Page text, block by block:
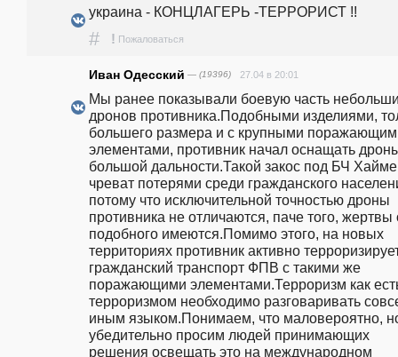
украина - КОНЦЛАГЕРЬ -ТЕРРОРИСТ !!
# ! Пожаловаться
Иван Одесский — (19396) 27.04 в 20:01
Мы ранее показывали боевую часть
дронов противника.Подобными изделиями,
большего размера и с крупными
элементами, противник начал оснащать
большой дальности.Такой закос под БЧ
чреват потерями среди гражданского
потому что исключительной точностью дроны
противника не отличаются, паче того, жертвы
подобного имеются.Помимо этого, на новых
территориях противник активно
гражданский транспорт ФПВ с такими же
поражающими элементами.Терроризм как
терроризмом необходимо разговаривать
иным языком.Понимаем, что маловероятно,
убедительно просим людей принимающих
решения освещать это на международном